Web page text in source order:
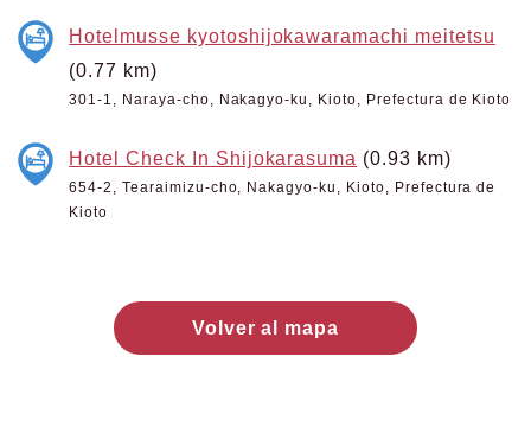
Hotelmusse kyotoshijokawaramachi meitetsu
(0.77 km)
301-1, Naraya-cho, Nakagyo-ku, Kioto, Prefectura de Kioto
Hotel Check In Shijokarasuma (0.93 km)
654-2, Tearaimizu-cho, Nakagyo-ku, Kioto, Prefectura de
Kioto
Volver al mapa